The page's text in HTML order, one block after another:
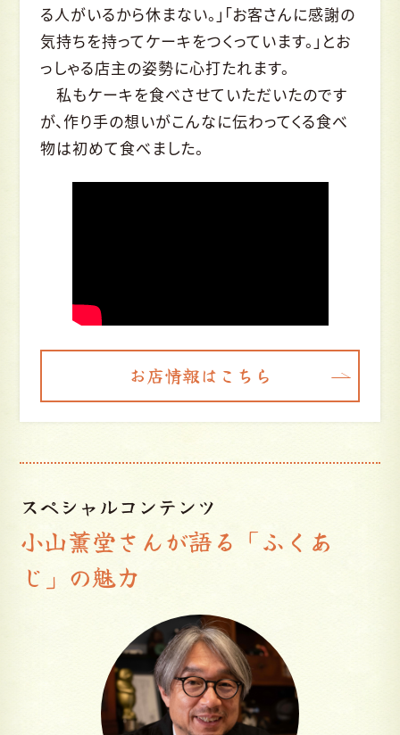
る人がいるから休まない。」「お客さんに感謝の
気持ちを持ってケーキをつくっています。」とお
っしゃる店主の姿勢に心打たれます。
私もケーキを食べさせていただいたのです
が、作り手の想いがこんなに伝わってくる食べ
物は初めて食べました。
お店情報はこちら
スペシャルコンテンツ
小山薫堂さんが語る「ふくあ
じ」の魅力